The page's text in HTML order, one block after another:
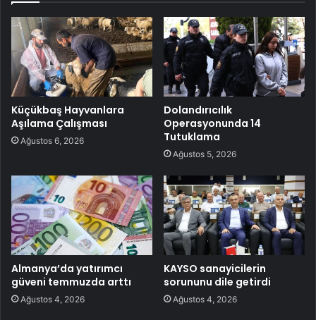
Küçükbaş Hayvanlara
Aşılama Çalışması
Ağustos 6, 2026
Dolandırıcılık
Operasyonunda 14
Tutuklama
Ağustos 5, 2026
Almanya’da yatırımcı
güveni temmuzda arttı
Ağustos 4, 2026
KAYSO sanayicilerin
sorununu dile getirdi
Ağustos 4, 2026